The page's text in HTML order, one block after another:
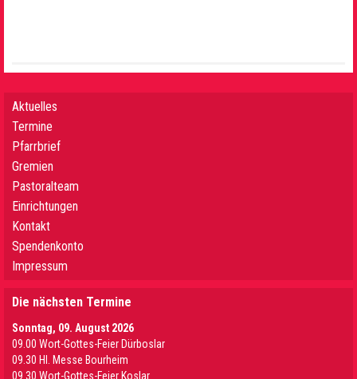
Aktuelles
Termine
Pfarrbrief
Gremien
Pastoralteam
Einrichtungen
Kontakt
Spendenkonto
Impressum
Die nächsten Termine
Sonntag, 09. August 2026
09.00 Wort-Gottes-Feier Dürboslar
09.30 HI. Messe Bourheim
09.30 Wort-Gottes-Feier Koslar